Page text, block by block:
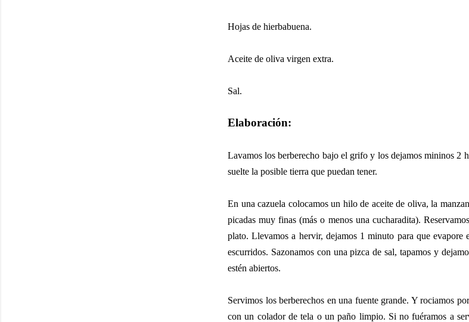
Hojas de hierbabuena.
Aceite de oliva virgen extra.
Sal.
Elaboración:
Lavamos los berberecho bajo el grifo y los dejamos mininos 2
suelte la posible tierra que puedan tener.
En una cazuela colocamos un hilo de aceite de oliva, la
picadas muy finas (más o menos una cucharadita).
plato. Llevamos a hervir, dejamos 1 minuto para que
escurridos. Sazonamos con una pizca de sal, tapamos y
estén abiertos.
Servimos los berberechos en una fuente grande. Y rociamos
con un colador de tela o un paño limpio. Si no fuéramos a